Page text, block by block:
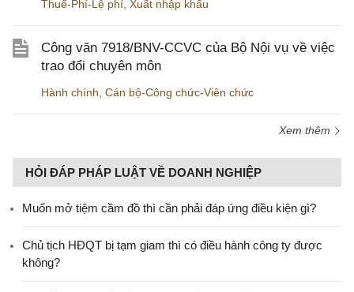
Thuế-Phí-Lệ phí Xuất nhập khẩu
Công văn 7918/BNV-CCVC của Bộ Nội vụ về việc
trao đổi chuyên môn
Hành chính Cán bộ-Công chức-Viên chức
Xem thêm
HỎI ĐÁP PHÁP LUẬT VỀ DOANH NGHIỆP
Muốn mở tiệm cầm đồ thì cần phải đáp ứng điều kiện gì?
Chủ tịch HĐQT bị tạm giam thì có điều hành công ty được
không?